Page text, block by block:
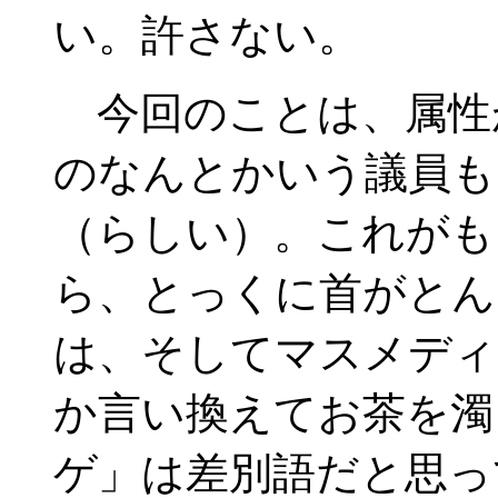
い。許さない。
今回のことは、属
のなんとかいう議員
（らしい）。これが
ら、とっくに首がと
は、そしてマスメデ
か言い換えてお茶を
ゲ」は差別語だと思